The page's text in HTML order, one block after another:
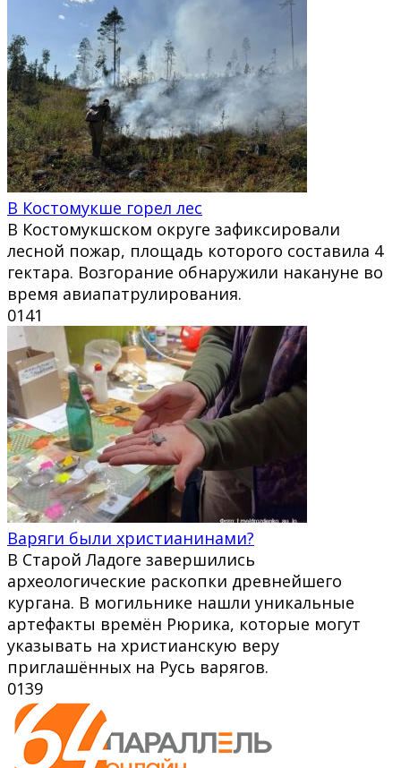
В Костомукше горел лес
В Костомукшском округе зафиксировали
лесной пожар, площадь которого составила 4
гектара. Возгорание обнаружили накануне во
время авиапатрулирования.
0141
Варяги были христианинами?
В Старой Ладоге завершились
археологические раскопки древнейшего
кургана. В могильнике нашли уникальные
артефакты времён Рюрика, которые могут
указывать на христианскую веру
приглашённых на Русь варягов.
0139